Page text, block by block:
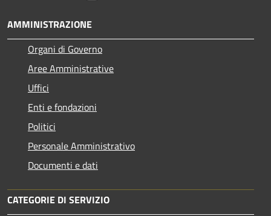
AMMINISTRAZIONE
Organi di Governo
Aree Amministrative
Uffici
Enti e fondazioni
Politici
Personale Amministrativo
Documenti e dati
CATEGORIE DI SERVIZIO